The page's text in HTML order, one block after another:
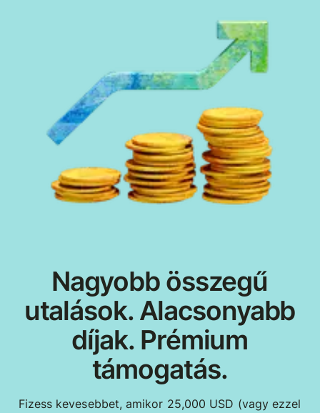
Nagyobb összegű
utalások. Alacsonyabb
díjak. Prémium
támogatás.
Fizess kevesebbet, amikor 25,000 USD (vagy ezzel